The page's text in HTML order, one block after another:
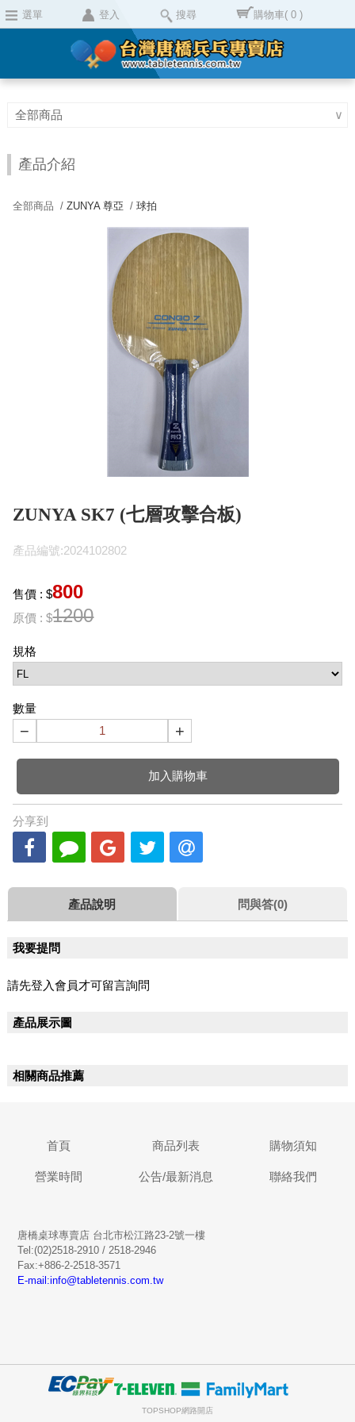
選單 登入 搜尋 購物車( 0 )
全部商品 ∨
產品介紹
全部商品 /ZUNYA 尊亞 /球拍
ZUNYA SK7 (七層攻擊合板)
產品編號:2024102802
售價 : $800
原價 : $1200
規格
數量
− +
加入購物車
分享到
產品說明 問與答(0)
我要提問
請先登入會員才可留言詢問
產品展示圖
相關商品推薦
首頁 商品列表 購物須知
營業時間 公告/最新消息 聯絡我們
唐橋桌球專賣店 台北市松江路23-2號一樓
Tel:(02)2518-2910 / 2518-2946
Fax:+886-2-2518-3571
E-mail:info@tabletennis.com.tw
TOPSHOP網路開店